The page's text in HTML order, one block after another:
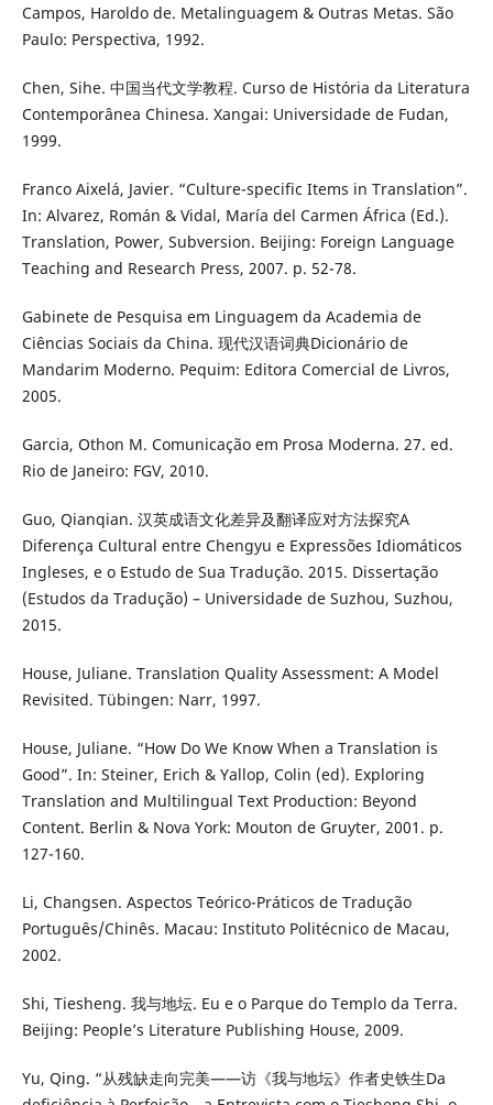
Campos, Haroldo de. Metalinguagem & Outras Metas. São
Paulo: Perspectiva, 1992.
Chen, Sihe. 中国当代文学教程. Curso de História da Literatura
Contemporânea Chinesa. Xangai: Universidade de Fudan,
1999.
Franco Aixelá, Javier. “Culture-specific Items in Translation”.
In: Alvarez, Román & Vidal, María del Carmen África (Ed.).
Translation, Power, Subversion. Beijing: Foreign Language
Teaching and Research Press, 2007. p. 52-78.
Gabinete de Pesquisa em Linguagem da Academia de
Ciências Sociais da China. 现代汉语词典Dicionário de
Mandarim Moderno. Pequim: Editora Comercial de Livros,
2005.
Garcia, Othon M. Comunicação em Prosa Moderna. 27. ed.
Rio de Janeiro: FGV, 2010.
Guo, Qianqian. 汉英成语文化差异及翻译应对方法探究A
Diferença Cultural entre Chengyu e Expressões Idiomáticos
Ingleses, e o Estudo de Sua Tradução. 2015. Dissertação
(Estudos da Tradução) – Universidade de Suzhou, Suzhou,
2015.
House, Juliane. Translation Quality Assessment: A Model
Revisited. Tübingen: Narr, 1997.
House, Juliane. “How Do We Know When a Translation is
Good”. In: Steiner, Erich & Yallop, Colin (ed). Exploring
Translation and Multilingual Text Production: Beyond
Content. Berlin & Nova York: Mouton de Gruyter, 2001. p.
127-160.
Li, Changsen. Aspectos Teórico-Práticos de Tradução
Português/Chinês. Macau: Instituto Politécnico de Macau,
2002.
Shi, Tiesheng. 我与地坛. Eu e o Parque do Templo da Terra.
Beijing: People’s Literature Publishing House, 2009.
Yu, Qing. “从残缺走向完美——访《我与地坛》作者史铁生Da